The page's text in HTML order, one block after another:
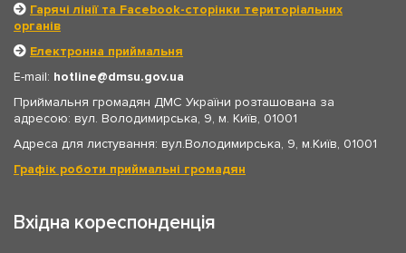
Гарячі лінії та Facebook-сторінки територіальних
органів
Електронна приймальня
E-mail: hotline
dmsu.gov.ua
Приймальня громадян ДМС України розташована за
адресою: вул. Володимирська, 9, м. Київ, 01001
Адреса для листування: вул.Володимирська, 9, м.Київ, 01001
Графік роботи приймальні громадян
Вхідна кореспонденція